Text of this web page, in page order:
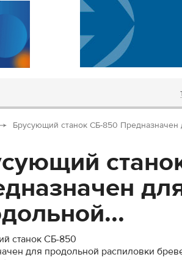
Брусующий станок СБ-850 Предназначен
станок СБ-850
для продольной распиловки